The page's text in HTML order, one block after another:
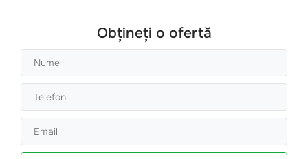
Obțineți o ofertă